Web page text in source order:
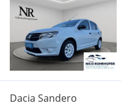
Dacia Sandero